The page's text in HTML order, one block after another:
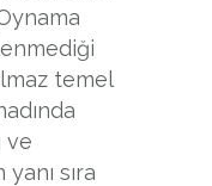
temel
ve
sıra